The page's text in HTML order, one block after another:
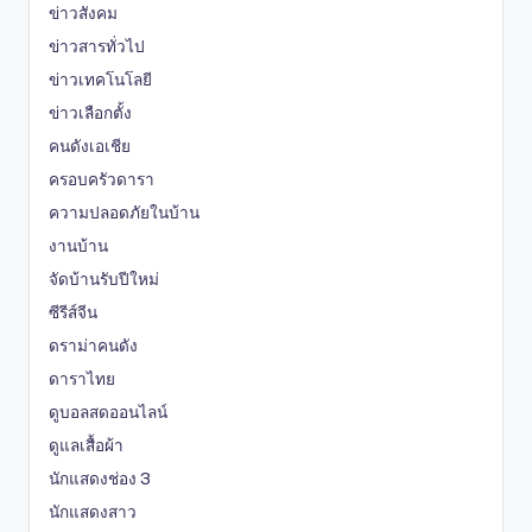
ข่าวสังคม
ข่าวสารทั่วไป
ข่าวเทคโนโลยี
ข่าวเลือกตั้ง
คนดังเอเชีย
ครอบครัวดารา
ความปลอดภัยในบ้าน
งานบ้าน
จัดบ้านรับปีใหม่
ซีรีส์จีน
ดราม่าคนดัง
ดาราไทย
ดูบอลสดออนไลน์
ดูแลเสื้อผ้า
นักแสดงช่อง 3
นักแสดงสาว